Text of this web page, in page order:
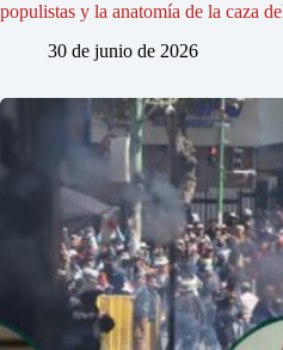
populistas y la anatomía de la caza
30 de junio de 2026